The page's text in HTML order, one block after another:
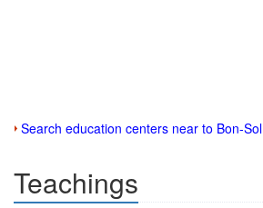
Search education centers near to Bon-Sol
Teachings